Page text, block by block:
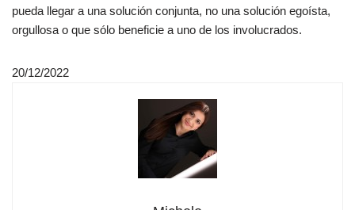
pueda llegar a una solución conjunta, no una solución egoísta,
orgullosa o que sólo beneficie a uno de los involucrados.
20/12/2022